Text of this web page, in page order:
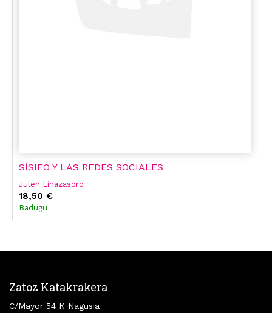
SÍSIFO Y LAS REDES SOCIALES
Julen Linazasoro
18,50 €
Badugu
Zatoz Katakrakera
C/Mayor 54 K Nagusia